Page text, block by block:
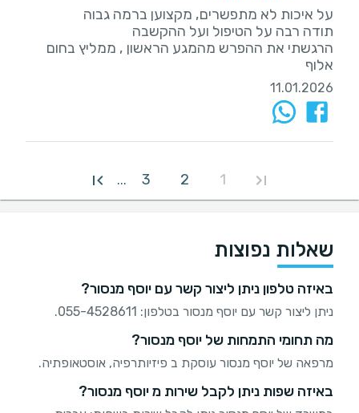
הרגשתי את ההפרש מהמגע הראשון , ממליץ בחום
אלוף
11.01.2026
1
2
3
...
שאלות נפוצות
באיזה טלפון ניתן ליצור קשר עם יוסף מנסור?
ניתן ליצור קשר עם יוסף מנסור בטלפון: 055-4528611.
מה תחומי התמחות של יוסף מנסור?
מרפאה של יוסף מנסור עוסקת ב פיזיותרפיה, אוסטאופתיה.
באיזה שפות ניתן לקבל שירות מ יוסף מנסור?